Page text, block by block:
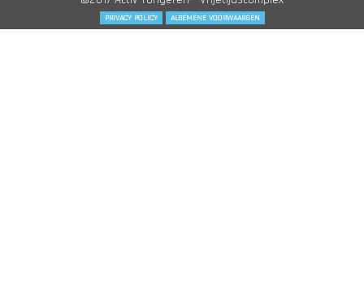
PRIVACY POLICY ALGEMENE VOORWAARDEN